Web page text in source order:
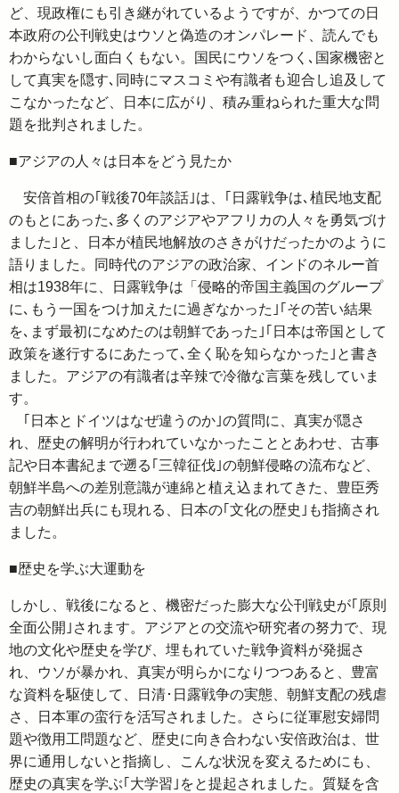
ど、現政権にも引き継がれているようですが、かつての日
本政府の公刊戦史はウソと偽造のオンパレード、読んでも
わからないし面白くもない。国民にウソをつく､国家機密と
して真実を隠す､同時にマスコミや有識者も迎合し追及して
こなかったなど、日本に広がり、積み重ねられた重大な問
題を批判されました。
■アジアの人々は日本をどう見たか
安倍首相の｢戦後70年談話｣は、｢日露戦争は､植民地支配
のもとにあった､多くのアジアやアフリカの人々を勇気づけ
ました｣と、日本が植民地解放のさきがけだったかのように
語りました。同時代のアジアの政治家、インドのネルー首
相は1938年に、日露戦争は「侵略的帝国主義国のグループ
に､もう一国をつけ加えたに過ぎなかった｣｢その苦い結果
を､まず最初になめたのは朝鮮であった｣｢日本は帝国として
政策を遂行するにあたって､全く恥を知らなかった｣と書き
ました。アジアの有識者は辛辣で冷徹な言葉を残していま
す。
｢日本とドイツはなぜ違うのか｣の質問に、真実が隠さ
れ、歴史の解明が行われていなかったこととあわせ、古事
記や日本書紀まで遡る｢三韓征伐｣の朝鮮侵略の流布など、
朝鮮半島への差別意識が連綿と植え込まれてきた、豊臣秀
吉の朝鮮出兵にも現れる、日本の｢文化の歴史｣も指摘され
ました。
■歴史を学ぶ大運動を
しかし、戦後になると、機密だった膨大な公刊戦史が｢原則
全面公開｣されます。アジアとの交流や研究者の努力で、現
地の文化や歴史を学び、埋もれていた戦争資料が発掘さ
れ、ウソが暴かれ、真実が明らかになりつつあると、豊富
な資料を駆使して、日清･日露戦争の実態、朝鮮支配の残虐
さ、日本軍の蛮行を活写されました。さらに従軍慰安婦問
題や徴用工問題など、歴史に向き合わない安倍政治は、世
界に通用しないと指摘し、こんな状況を変えるためにも、
歴史の真実を学ぶ｢大学習｣をと提起されました。質疑を含